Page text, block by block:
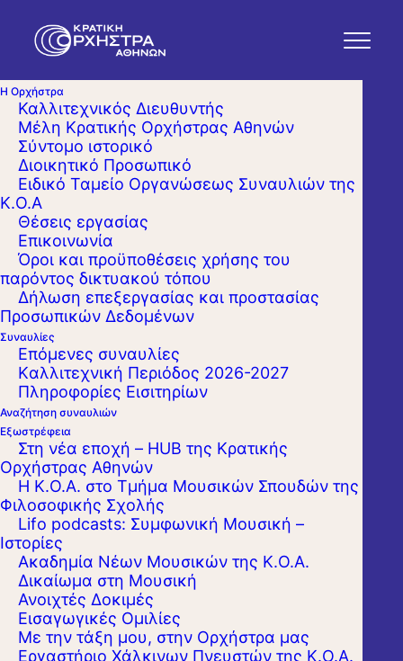
Η Ορχήστρα
Καλλιτεχνικός Διευθυντής
Μέλη Κρατικής Ορχήστρας Αθηνών
Σύντομο ιστορικό
Διοικητικό Προσωπικό
Ειδικό Ταμείο Οργανώσεως Συναυλιών της
Κ.Ο.Α
Θέσεις εργασίας
Επικοινωνία
Όροι και προϋποθέσεις χρήσης του
παρόντος δικτυακού τόπου
Δήλωση επεξεργασίας και προστασίας
Προσωπικών Δεδομένων
Συναυλίες
Επόμενες συναυλίες
Kαλλιτεχνική Περιόδος 2026-2027
Πληροφορίες Εισιτηρίων
Αναζήτηση συναυλιών
Εξωστρέφεια
Στη νέα εποχή – HUB της Κρατικής
Ορχήστρας Αθηνών
Η Κ.Ο.Α. στο Τμήμα Μουσικών Σπουδών της
Φιλοσοφικής Σχολής
Lifo podcasts: Συμφωνική Μουσική –
Ιστορίες
Ακαδημία Νέων Μουσικών της Κ.Ο.Α.
Δικαίωμα στη Μουσική
Ανοιχτές Δοκιμές
Εισαγωγικές Ομιλίες
Με την τάξη μου, στην Ορχήστρα μας
Εργαστήριo Χάλκινων Πνευστών της Κ.Ο.Α.